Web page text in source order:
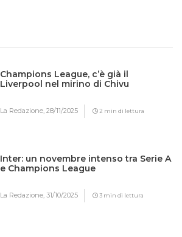
Champions League, c’è già il
Liverpool nel mirino di Chivu
La Redazione,28/11/2025 2 min di lettura
Inter: un novembre intenso tra Serie A
e Champions League
La Redazione,31/10/2025 3 min di lettura